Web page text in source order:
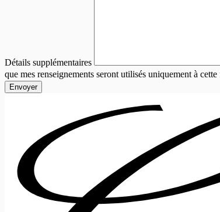
Détails supplémentaires
que mes renseignements seront utilisés uniquement à